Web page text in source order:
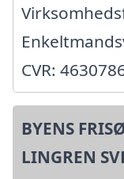
CVR:
BYENS
LINGREN